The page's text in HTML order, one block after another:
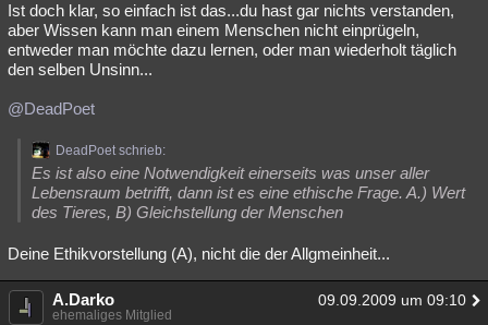
Ist doch klar, so einfach ist das...du hast gar nichts verstanden,
aber Wissen kann man einem Menschen nicht einprügeln,
entweder man möchte dazu lernen, oder man wiederholt täglich
den selben Unsinn...
@DeadPoet
DeadPoet schrieb:
Es ist also eine Notwendigkeit einerseits was unser aller
Lebensraum betrifft, dann ist es eine ethische Frage. A.) Wert
des Tieres, B) Gleichstellung der Menschen
Deine Ethikvorstellung (A), nicht die der Allgmeinheit...
A.Darko 09.09.2009 um 09:10
ehemaliges Mitglied